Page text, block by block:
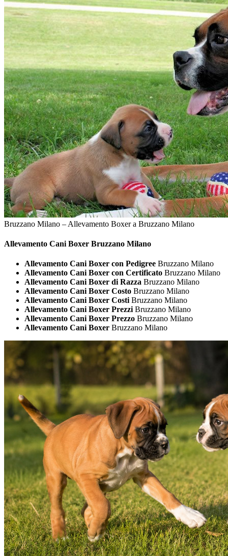
Bruzzano Milano – Allevamento Boxer a Bruzzano Milano
Allevamento Cani Boxer Bruzzano Milano
Allevamento Cani Boxer con Pedigree Bruzzano Milano
Allevamento Cani Boxer con Certificato Bruzzano Milano
Allevamento Cani Boxer di Razza Bruzzano Milano
Allevamento Cani Boxer Costo Bruzzano Milano
Allevamento Cani Boxer Costi Bruzzano Milano
Allevamento Cani Boxer Prezzi Bruzzano Milano
Allevamento Cani Boxer Prezzo Bruzzano Milano
Allevamento Cani Boxer Bruzzano Milano